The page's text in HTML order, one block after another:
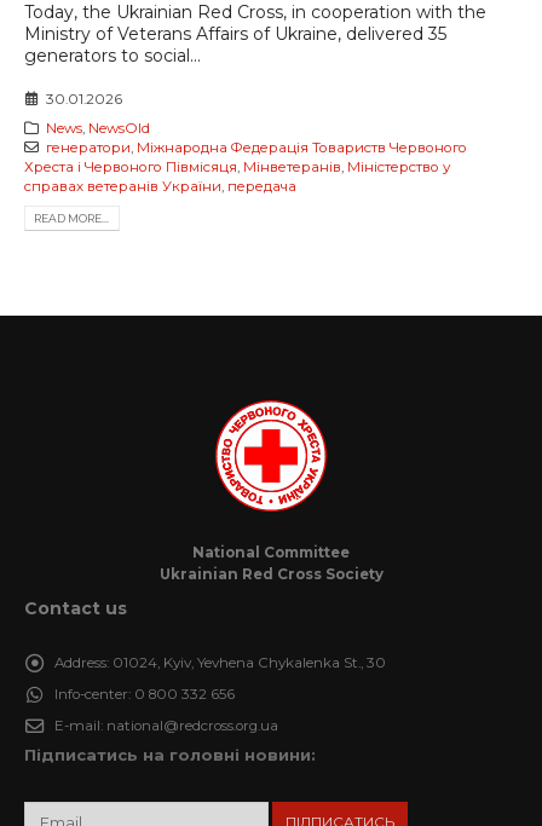
Today, the Ukrainian Red Cross, in cooperation with the
Ministry of Veterans Affairs of Ukraine, delivered 35
generators to social...
30.01.2026
News, NewsOld
генератори Міжнародна Федерація Товариств Червоного
Хреста і Червоного Півмісяця Мінветеранів Міністерство у
справах ветеранів України передача
READ MORE...
National Committee
Ukrainian Red Cross Society
Contact us
Address: 01024, Kyiv, Yevhena Chykalenka St., 30
Info-center: 0 800 332 656
E-mail: national@redcross.org.ua
Підписатись на головні новини: